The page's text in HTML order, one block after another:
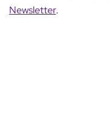
Newsletter.